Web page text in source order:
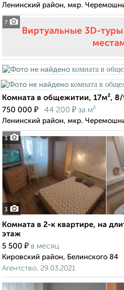
7
Ленинский район, мкр.
Виртуальные 3D-
3
Комната в общежитии, 17м²,
750 000 ₽ 44 200 ₽ за м²
Ленинский район, мкр.
3
Комната в 2-к квартире, на
этаж
5 500 ₽ в месяц
Кировский район, Белинского 84
Агентство, 29.03.2021